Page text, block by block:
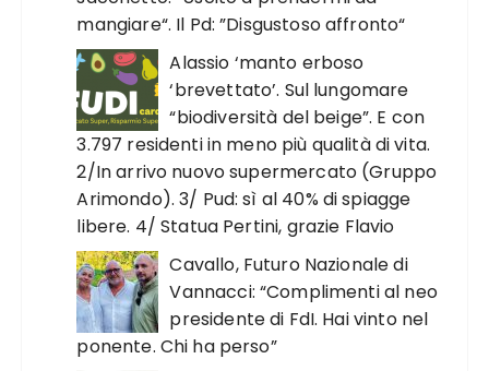
mangiare“. Il Pd: ”Disgustoso affronto“
Alassio ‘manto erboso
‘brevettato’. Sul lungomare
“biodiversità del beige”. E con
3.797 residenti in meno più qualità di vita.
2/In arrivo nuovo supermercato (Gruppo
Arimondo). 3/ Pud: sì al 40% di spiagge
libere. 4/ Statua Pertini, grazie Flavio
Cavallo, Futuro Nazionale di
Vannacci: “Complimenti al neo
presidente di FdI. Hai vinto nel
ponente. Chi ha perso”